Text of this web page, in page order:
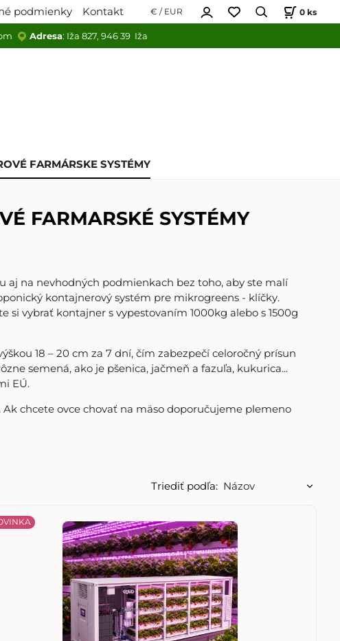
podmienky Kontakt € / EUR 0 ks
Adresa: Iža 827, 946 39 Iža
FARMÁRSKE SYSTÉMY
FARMARSKÉ SYSTÉMY
na nevhodných podmienkach bez toho, aby ste malí
kontajnerový systém pre mikrogreens - klíčky.
si vybrať kontajner s vypestovaním 1000kg alebo s 1500g
18 – 20 cm za 7 dní, čím zabezpečí celoročný prísun
semená, ako je pšenica, jačmeň a fazuľa, kukurica...
EÚ.
chcete ovce chovať na mäso doporučujeme plemeno
Triediť podľa: